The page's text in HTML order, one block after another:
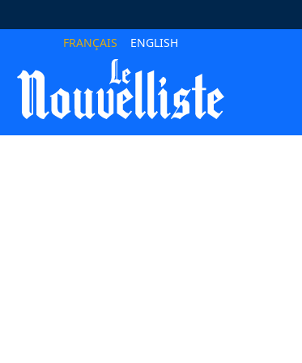
FRANÇAIS ENGLISH